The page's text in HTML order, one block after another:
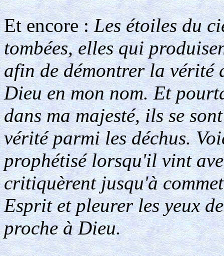
Et encore :Les étoiles du
tombées, elles qui
afin de démontrer la vérité
Dieu en mon nom. Et
dans ma majesté, ils se
vérité parmi les déchus.
prophétisé lorsqu'il vint
critiquèrent jusqu'à
Esprit et pleurer les yeux
proche à Dieu.